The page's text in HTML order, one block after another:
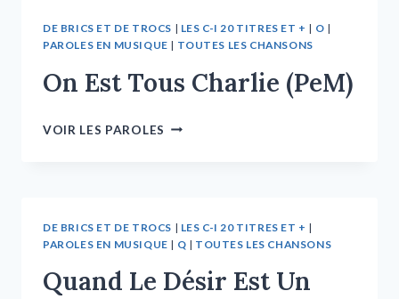
DE BRICS ET DE TROCS | LES C-I 20 TITRES ET + | O |
PAROLES EN MUSIQUE | TOUTES LES CHANSONS
On Est Tous Charlie (PeM)
VOIR LES PAROLES
DE BRICS ET DE TROCS | LES C-I 20 TITRES ET + |
PAROLES EN MUSIQUE | Q | TOUTES LES CHANSONS
Quand Le Désir Est Un